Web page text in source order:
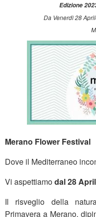
Edizione
Da Venerdì 28
Merano Flower Festival
Dove il Mediterraneo
Vi aspettiamodal 28
Il risveglio della
Primavera a Merano,